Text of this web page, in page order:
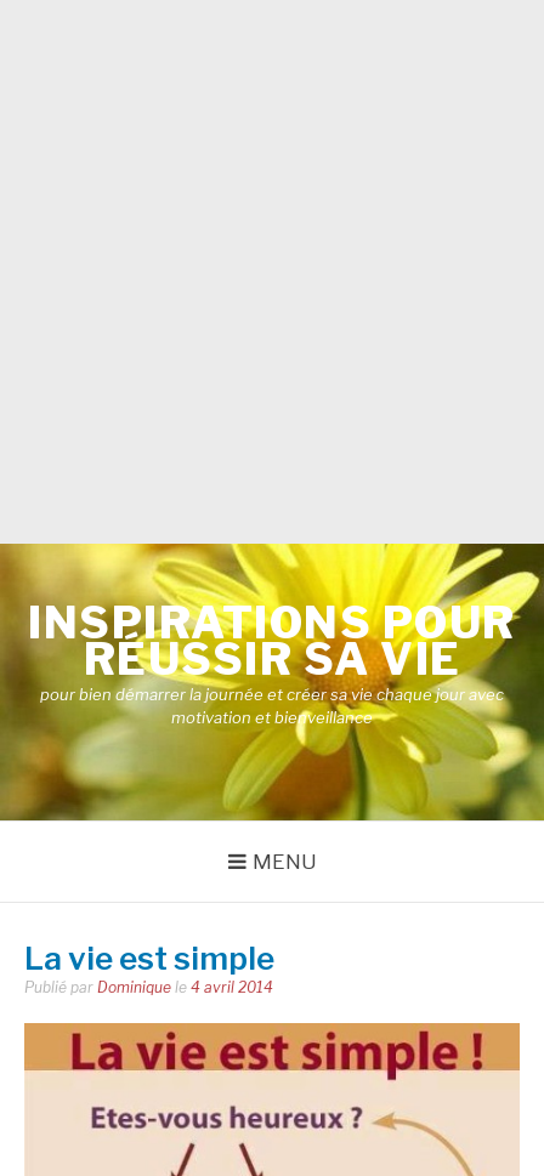
contenuINSPIRATIONS POUR
RÉUSSIR SA VIE
pour bien démarrer la journée et créer sa vie chaque jour avec
motivation et bienveillance
MENU
La vie est simple
Publié par Dominique le 4 avril 2014